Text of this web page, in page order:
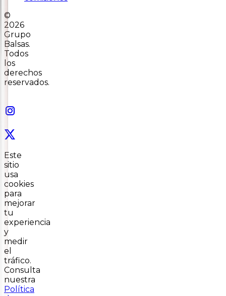
©
2026
Grupo
Balsas.
Todos
los
derechos
reservados.
Este
sitio
usa
cookies
para
mejorar
tu
experiencia
y
medir
el
tráfico.
Consulta
nuestra
Política